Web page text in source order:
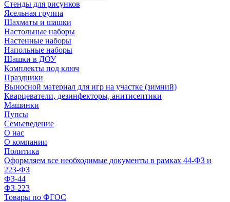
Стенды для рисунков
Ясельная группа
Шахматы и шашки
Настольные наборы
Настенные наборы
Напольные наборы
Шашки в ДОУ
Комплекты под ключ
Праздники
Выносной материал для игр на участке (зимний)
Кварцеватели, дезинфекторы, анитисептики
Машинки
Пупсы
Семьеведение
О нас
О компании
Политика
Оформляем все необходимые документы в рамках 44-ФЗ и
223-ФЗ
ФЗ-44
ФЗ-223
Товары по ФГОС